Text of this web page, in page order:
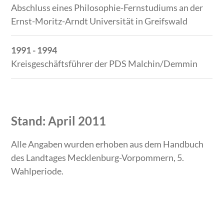
Abschluss eines Philosophie-Fernstudiums an der
Ernst-Moritz-Arndt Universität in Greifswald
1991 - 1994
Kreisgeschäftsführer der PDS Malchin/Demmin
Stand: April 2011
Alle Angaben wurden erhoben aus dem Handbuch
des Landtages Mecklenburg-Vorpommern, 5.
Wahlperiode.